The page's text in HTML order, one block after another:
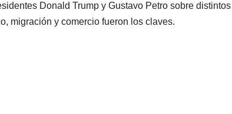
Donald Trump y Gustavo Petro sobre distintos
migración y comercio fueron los claves.